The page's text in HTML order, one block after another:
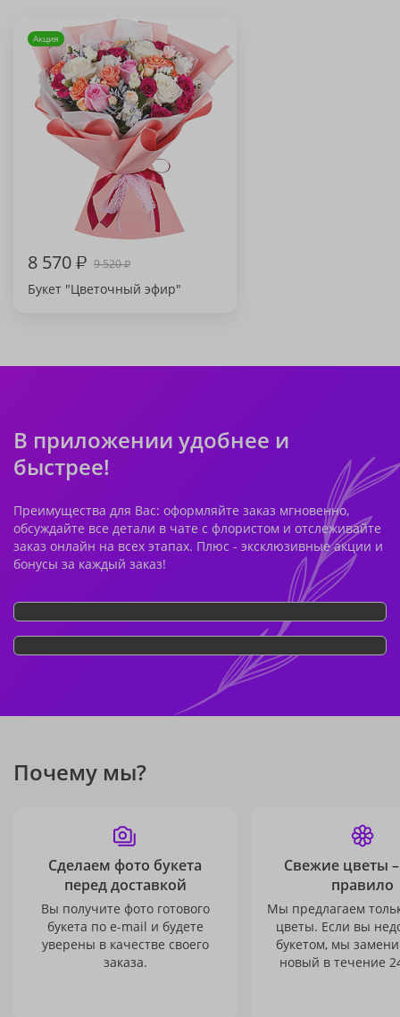
Акция
8 570₽ 9 520₽
Букет "Цветочный эфир"
В приложении удобнее и
быстрее!
Преимущества для Вас: оформляйте заказ мгновенно,
обсуждайте все детали в чате с флористом и отслеживайте
заказ онлайн на всех этапах. Плюс - эксклюзивные акции и
бонусы за каждый заказ!
Почему мы?
Сделаем фото букета
перед доставкой
Вы получите фото готового
букета по e-mail и будете
уверены в качестве своего
заказа.
Свежие цветы
правило
Мы предлагаем
цветы. Если вы
букетом, мы
новый в течение